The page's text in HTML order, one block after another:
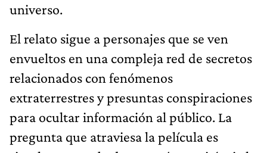
universo.
El relato sigue a personajes que se ven
envueltos en una compleja red de secretos
relacionados con fenómenos
extraterrestres y presuntas conspiraciones
para ocultar información al público. La
pregunta que atraviesa la película es